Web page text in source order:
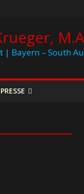
Bayern – South
PRESSE